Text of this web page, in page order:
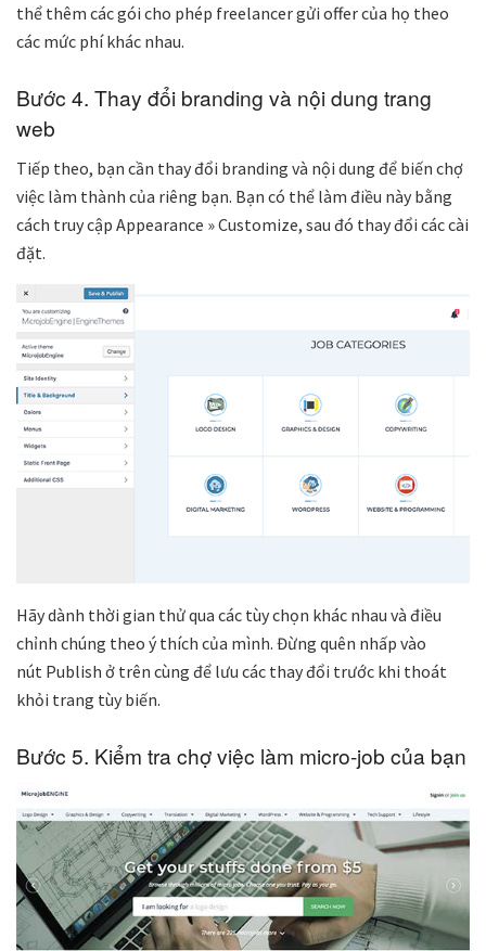
thể thêm các gói cho phép freelancer gửi offer của họ theo
các mức phí khác nhau.
Bước 4. Thay đổi branding và nội dung trang
web
Tiếp theo, bạn cần thay đổi branding và nội dung để biến chợ
việc làm thành của riêng bạn. Bạn có thể làm điều này bằng
cách truy cập Appearance » Customize, sau đó thay đổi các cài
đặt.
Hãy dành thời gian thử qua các tùy chọn khác nhau và điều
chỉnh chúng theo ý thích của mình. Đừng quên nhấp vào
nút Publish ở trên cùng để lưu các thay đổi trước khi thoát
khỏi trang tùy biến.
Bước 5. Kiểm tra chợ việc làm micro-job của bạn